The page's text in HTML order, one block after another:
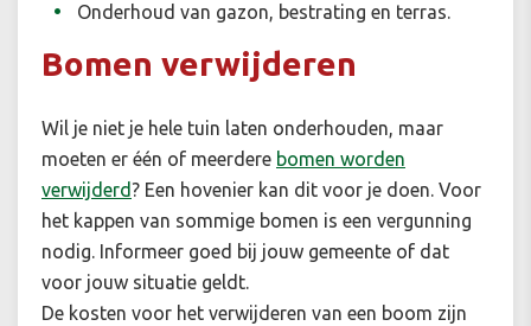
Onderhoud van gazon, bestrating en terras.
Bomen verwijderen
Wil je niet je hele tuin laten onderhouden, maar
moeten er één of meerdere bomen worden
verwijderd ? Een hovenier kan dit voor je doen. Voor
het kappen van sommige bomen is een vergunning
nodig. Informeer goed bij jouw gemeente of dat
voor jouw situatie geldt.
De kosten voor het verwijderen van een boom zijn